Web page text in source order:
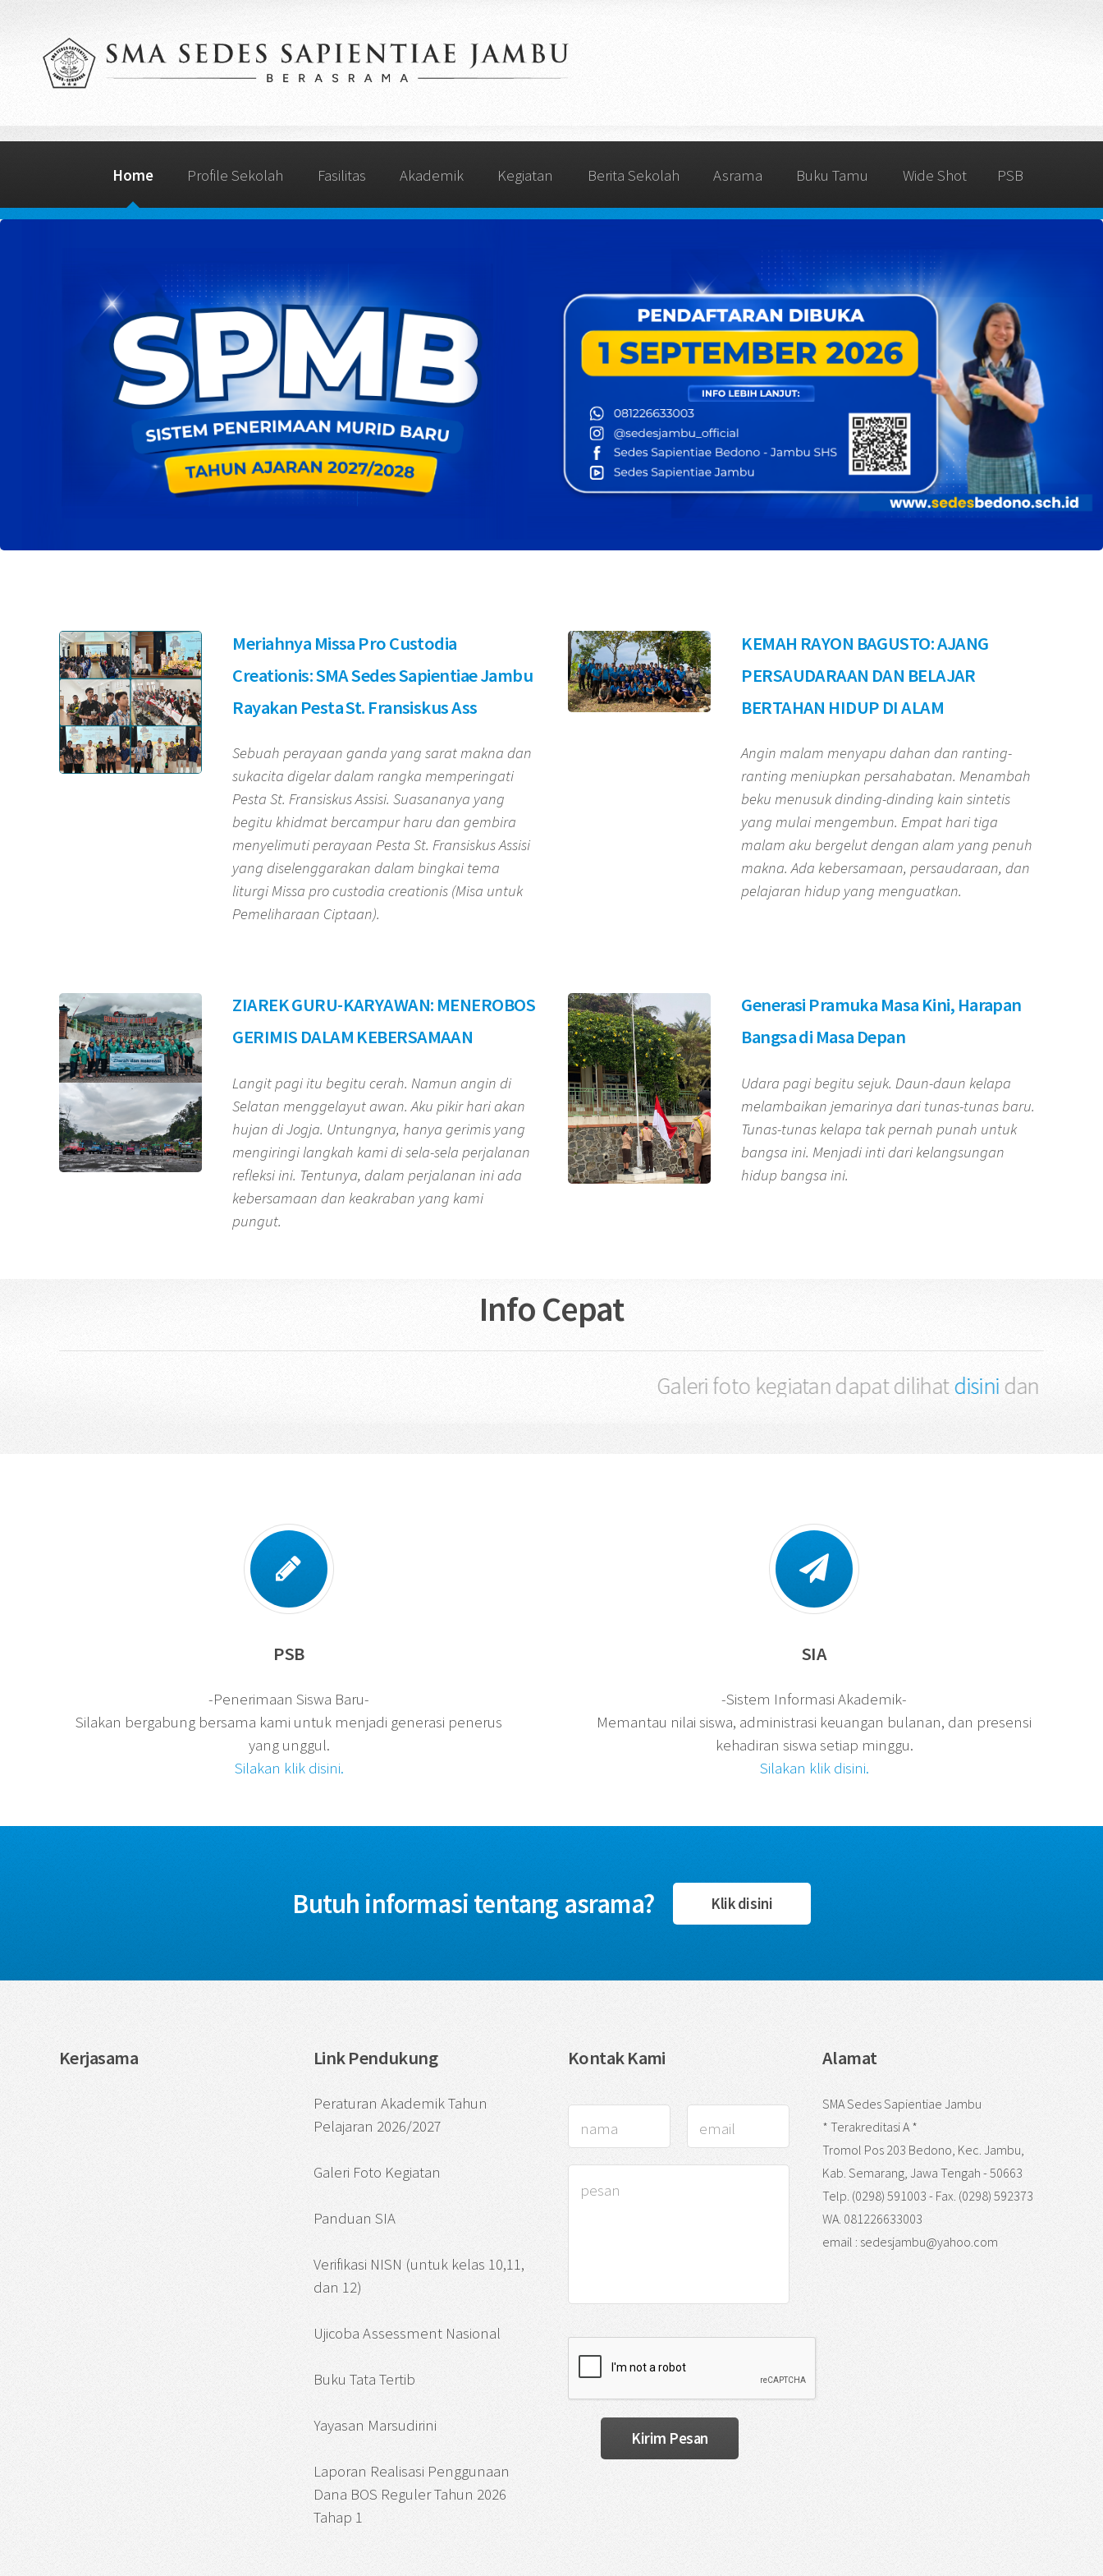
Home Profile Sekolah Fasilitas Akademik Kegiatan Berita Sekolah Asrama Buku Tamu Wide Shot PSB
Meriahnya Missa Pro Custodia
Creationis: SMA Sedes Sapientiae Jambu
Rayakan Pesta St. Fransiskus Ass
Sebuah perayaan ganda yang sarat makna dan
sukacita digelar dalam rangka memperingati
Pesta St. Fransiskus Assisi. Suasananya yang
begitu khidmat bercampur haru dan gembira
menyelimuti perayaan Pesta St. Fransiskus Assisi
yang diselenggarakan dalam bingkai tema
liturgi Missa pro custodia creationis (Misa untuk
Pemeliharaan Ciptaan).
KEMAH RAYON BAGUSTO: AJANG
PERSAUDARAAN DAN BELAJAR
BERTAHAN HIDUP DI ALAM
Angin malam menyapu dahan dan ranting-
ranting meniupkan persahabatan. Menambah
beku menusuk dinding-dinding kain sintetis
yang mulai mengembun. Empat hari tiga
malam aku bergelut dengan alam yang penuh
makna. Ada kebersamaan, persaudaraan, dan
pelajaran hidup yang menguatkan.
ZIAREK GURU-KARYAWAN: MENEROBOS
GERIMIS DALAM KEBERSAMAAN
Langit pagi itu begitu cerah. Namun angin di
Selatan menggelayut awan. Aku pikir hari akan
hujan di Jogja. Untungnya, hanya gerimis yang
mengiringi langkah kami di sela-sela perjalanan
refleksi ini. Tentunya, dalam perjalanan ini ada
kebersamaan dan keakraban yang kami
pungut.
Generasi Pramuka Masa Kini, Harapan
Bangsa di Masa Depan
Udara pagi begitu sejuk. Daun-daun kelapa
melambaikan jemarinya dari tunas-tunas baru.
Tunas-tunas kelapa tak pernah punah untuk
bangsa ini. Menjadi inti dari kelangsungan
hidup bangsa ini.
Info Cepat
Galeri foto kegiatan dapat dilihatdisinidanlink galeri
PSB
-Penerimaan Siswa Baru-
Silakan bergabung bersama kami untuk menjadi generasi penerus
yang unggul.
Silakan klik disini.
SIA
-Sistem Informasi Akademik-
Memantau nilai siswa, administrasi keuangan bulanan, dan presensi
kehadiran siswa setiap minggu.
Silakan klik disini.
Butuh informasi tentang asrama? Klik disini
Kerjasama Link Pendukung
Peraturan Akademik Tahun
Pelajaran 2026/2027
Galeri Foto Kegiatan
Panduan SIA
Verifikasi NISN (untuk kelas 10,11,
dan 12)
Ujicoba Assessment Nasional
Buku Tata Tertib
Yayasan Marsudirini
Laporan Realisasi Penggunaan
Dana BOS Reguler Tahun 2026
Tahap 1
Kontak Kami Alamat
SMA Sedes Sapientiae Jambu
* Terakreditasi A *
Tromol Pos 203 Bedono, Kec. Jambu,
Kab. Semarang, Jawa Tengah - 50663
Telp. (0298) 591003 - Fax. (0298) 592373
WA. 081226633003
email : sedesjambu@yahoo.com